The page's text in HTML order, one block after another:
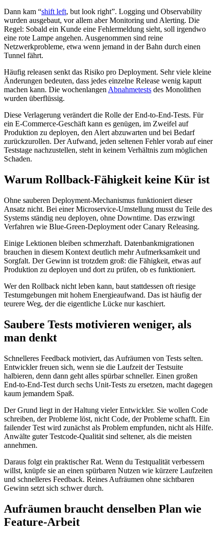
Dann kam “shift left, but look right”. Logging und Observability
wurden ausgebaut, vor allem aber Monitoring und Alerting. Die
Regel: Sobald ein Kunde eine Fehlermeldung sieht, soll irgendwo
eine rote Lampe angehen. Ausgenommen sind reine
Netzwerkprobleme, etwa wenn jemand in der Bahn durch einen
Tunnel fährt.
Häufig releasen senkt das Risiko pro Deployment. Sehr viele kleine
Änderungen bedeuten, dass jedes einzelne Release wenig kaputt
machen kann. Die wochenlangen Abnahmetests des Monolithen
wurden überflüssig.
Diese Verlagerung verändert die Rolle der End-to-End-Tests. Für
ein E-Commerce-Geschäft kann es genügen, im Zweifel auf
Produktion zu deployen, den Alert abzuwarten und bei Bedarf
zurückzurollen. Der Aufwand, jeden seltenen Fehler vorab auf einer
Teststage nachzustellen, steht in keinem Verhältnis zum möglichen
Schaden.
Warum Rollback-Fähigkeit keine Kür ist
Ohne sauberen Deployment-Mechanismus funktioniert dieser
Ansatz nicht. Bei einer Microservice-Umstellung musst du Teile des
Systems ständig neu deployen, ohne Downtime. Das erzwingt
Verfahren wie Blue-Green-Deployment oder Canary Releasing.
Einige Lektionen bleiben schmerzhaft. Datenbankmigrationen
brauchen in diesem Kontext deutlich mehr Aufmerksamkeit und
Sorgfalt. Der Gewinn ist trotzdem groß: die Fähigkeit, etwas auf
Produktion zu deployen und dort zu prüfen, ob es funktioniert.
Wer den Rollback nicht leben kann, baut stattdessen oft riesige
Testumgebungen mit hohem Energieaufwand. Das ist häufig der
teurere Weg, der die eigentliche Lücke nur kaschiert.
Saubere Tests motivieren weniger, als
man denkt
Schnelleres Feedback motiviert, das Aufräumen von Tests selten.
Entwickler freuen sich, wenn sie die Laufzeit der Testsuite
halbieren, denn dann geht alles spürbar schneller. Einen großen
End-to-End-Test durch sechs Unit-Tests zu ersetzen, macht dagegen
kaum jemandem Spaß.
Der Grund liegt in der Haltung vieler Entwickler. Sie wollen Code
schreiben, der Probleme löst, nicht Code, der Probleme schafft. Ein
failender Test wird zunächst als Problem empfunden, nicht als Hilfe.
Anwälte guter Testcode-Qualität sind seltener, als die meisten
annehmen.
Daraus folgt ein praktischer Rat. Wenn du Testqualität verbessern
willst, knüpfe sie an einen spürbaren Nutzen wie kürzere Laufzeiten
und schnelleres Feedback. Reines Aufräumen ohne sichtbaren
Gewinn setzt sich schwer durch.
Aufräumen braucht denselben Plan wie
Feature-Arbeit